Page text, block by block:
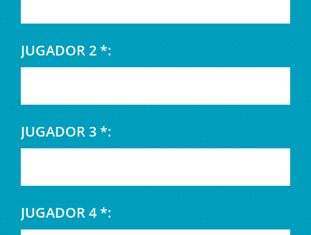
JUGADOR 2 *:
JUGADOR 3 *:
JUGADOR 4 *: